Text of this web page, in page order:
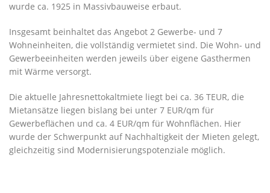
wurde ca. 1925 in Massivbauweise erbaut.
Insgesamt beinhaltet das Angebot 2 Gewerbe- und 7
Wohneinheiten, die vollständig vermietet sind. Die Wohn- und
Gewerbeeinheiten werden jeweils über eigene Gasthermen
mit Wärme versorgt.
Die aktuelle Jahresnettokaltmiete liegt bei ca. 36 TEUR, die
Mietansätze liegen bislang bei unter 7 EUR/qm für
Gewerbeflächen und ca. 4 EUR/qm für Wohnflächen. Hier
wurde der Schwerpunkt auf Nachhaltigkeit der Mieten gelegt,
gleichzeitig sind Modernisierungspotenziale möglich.